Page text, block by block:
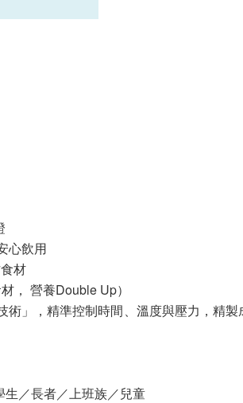
心飲用
材
， 營養Double Up）
」，精準控制時間、溫度與壓力，精
／長者／上班族／兒童